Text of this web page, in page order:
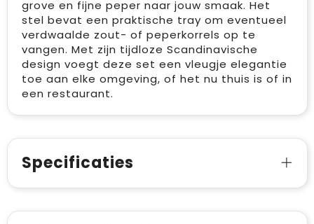
grove en fijne peper naar jouw smaak. Het
stel bevat een praktische tray om eventueel
verdwaalde zout- of peperkorrels op te
vangen. Met zijn tijdloze Scandinavische
design voegt deze set een vleugje elegantie
toe aan elke omgeving, of het nu thuis is of in
een restaurant.
Specificaties